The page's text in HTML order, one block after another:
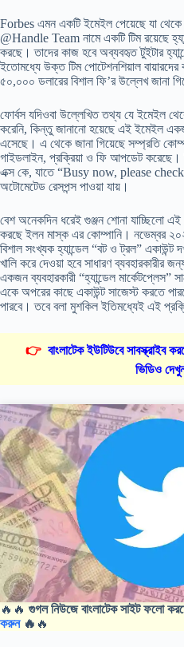
Forbes এমন একটি ইমেইল পেয়েছে যা থেকে
@Handle Team নামে একটি টিম রয়েছে
করছে। তাদের কাজ হবে অব্যবহৃত টুইটার
ইতোমধ্যে উক্ত টিম পোটেশনশিয়াল বায়ারদের
৫০,০০০ ডলারের বিশাল ফি’র উল্লেখ জানা
ফোর্বস যদিওবা উল্লেখিত তথ্য যে ইমেইল
করেনি, কিন্তু জানানো হয়েছে এই ইমেইল
এসেছে। এ থেকে জানা গিয়েছে সম্প্রতি
গাইডলাইন, প্রক্রিয়া ও ফি আপডেট করেছে।
এক্স কে, যাতে “Busy now, please
অটোমেটেড রেসপন্স পাওয়া যায়।
বেশ অনেকদিন ধরেই গুঞ্জন শোনা যাচ্ছিলো
করছে ইলন মাস্ক এর কোম্পানি। নভেম্বর
বিশাল সংখ্যক হ্যান্ডেল “বট ও ট্রল” একাউন্ট
খালি করে দেওয়া হবে সাধারণ ব্যবহারকারীর
একজন ব্যবহারকারী “হ্যান্ডেল মার্কেটপ্লেস”
একে অপরের কাছে একাউন্ট সাজেস্ট করতে
পারবে। তবে বলা মুশকিল ইতিমধ্যেই এই
👉 বাংলাটেক ইউটিউবে সাবস্ক্রাইব
ভিডিও
🔥🔥 গুগল নিউজে বাংলাটেক সাইট ফলো
করুন🔥 🔥